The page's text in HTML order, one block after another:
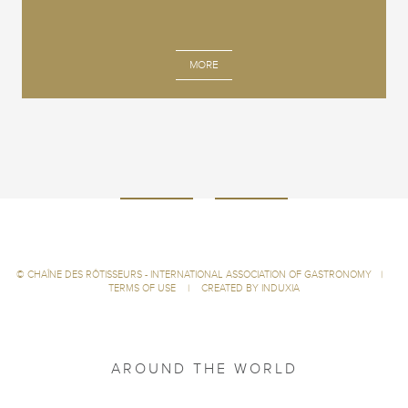
MORE
© CHAÎNE DES RÔTISSEURS - INTERNATIONAL ASSOCIATION OF GASTRONOMY
|
TERMS OF USE
| CREATED BY INDUXIA
AROUND THE WORLD